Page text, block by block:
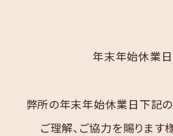
年末年始休業
弊所の年末年始休業日下記の
ご理解、ご協力を賜ります